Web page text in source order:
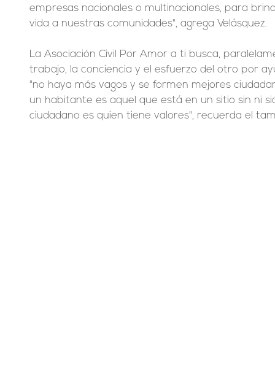
empresas nacionales o multinacionales, para
vida a nuestras comunidades", agrega Velásquez.
La Asociación Civil Por Amor a ti busca,
trabajo, la conciencia y el esfuerzo del otro por
"no haya más vagos y se formen mejores
un habitante es aquel que está en un sitio sin ni
ciudadano es quien tiene valores", recuerda el